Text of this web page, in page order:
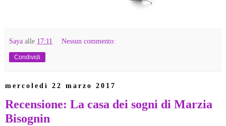
Saya alle 17:11 Nessun commento:
Condividi
mercoledì 22 marzo 2017
Recensione: La casa dei sogni di Marzia
Bisognin